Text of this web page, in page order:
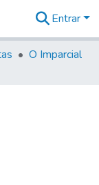
Entrar
O Imparcial